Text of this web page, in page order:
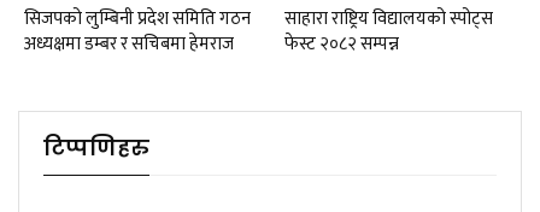
सिजपको लुम्बिनी प्रदेश समिति गठन
अध्यक्षमा डम्बर र सचिबमा हेमराज
साहारा राष्ट्रिय विद्यालयको स्पोट्स
फेस्ट २०८२ सम्पन्न
टिप्पणिहरु